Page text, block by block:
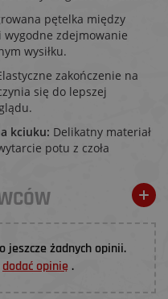
pętelka między
zdejmowanie
wysiłku.
zakończenie na
się do lepszej
kciuku: Delikatny materiał
potu z czoła
jeszcze żadnych opinii.
dodać opinię .